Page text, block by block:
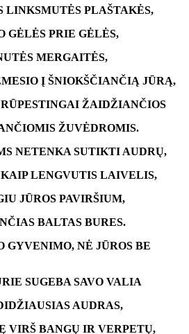
LINKSMUTĖS PLAŠTAKĖS,
GĖLĖS PRIE GĖLĖS,
MERGAITĖS,
Į ŠNIOKŠČIANČIĄ JŪRĄ,
ŽAIDŽIANČIOS
ŽUVĖDROMIS.
NETENKA SUTIKTI AUDRŲ,
LENGVUTIS LAIVELIS,
JŪROS PAVIRŠIUM,
BALTAS BURES.
GYVENIMO, NĖ JŪROS BE
SUGEBA SAVO VALIA
AUDRAS,
VIRŠ BANGŲ IR VERPETŲ,